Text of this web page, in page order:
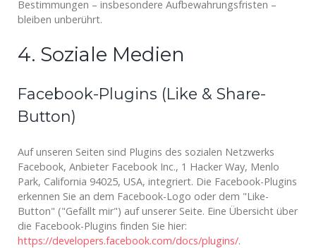
Bestimmungen – insbesondere Aufbewahrungsfristen –
bleiben unberührt.
4. Soziale Medien
Facebook-Plugins (Like & Share-
Button)
Auf unseren Seiten sind Plugins des sozialen Netzwerks
Facebook, Anbieter Facebook Inc., 1 Hacker Way, Menlo
Park, California 94025, USA, integriert. Die Facebook-Plugins
erkennen Sie an dem Facebook-Logo oder dem "Like-
Button" ("Gefällt mir") auf unserer Seite. Eine Übersicht über
die Facebook-Plugins finden Sie hier:
https://developers.facebook.com/docs/plugins/.